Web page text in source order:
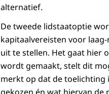
alternatief.
De tweede lidstaatoptie
kapitaalvereisten voor
uit te stellen. Het gaat hier
wordt gemaakt, stelt dit
merkt op dat de